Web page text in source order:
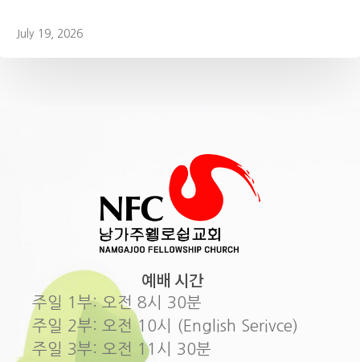
July 19, 2026
예배 시간
주일 1부: 오전 8시 30분
주일 2부: 오전 10시 (English Serivce)
주일 3부: 오전 11시 30분